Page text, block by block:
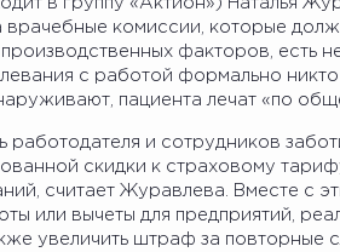
в группу «Актион») Наталья
врачебные комиссии, которые
факторов, есть
с работой формально
пациента лечат «по
работодателя и сотрудников
скидки к страховому
считает Журавлева. Вместе с
или вычеты для предприятий,
увеличить штраф за повторные